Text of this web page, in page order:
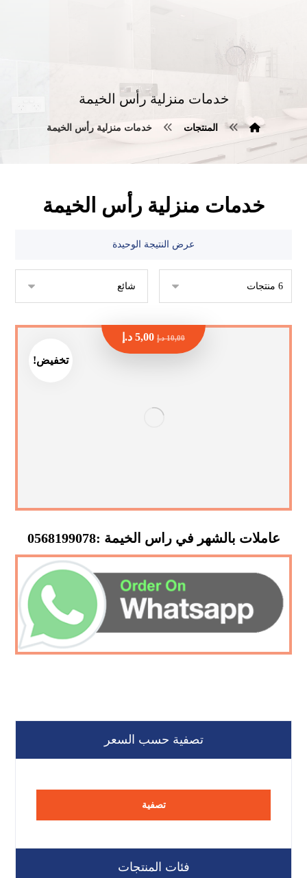
خدمات منزلية رأس الخيمة
المنتجات خدمات منزلية رأس الخيمة
خدمات منزلية رأس الخيمة
عرض النتيجة الوحيدة
تخفيض!
عاملات بالشهر في راس الخيمة :0568199078
10,00 د.إ 5,00 د.إ
تصفية حسب السعر
تصفية
فئات المنتجات